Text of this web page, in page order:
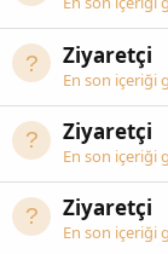
Ziyaretçi
En son içeriği
Ziyaretçi
En son içeriği
Ziyaretçi
En son içeriği